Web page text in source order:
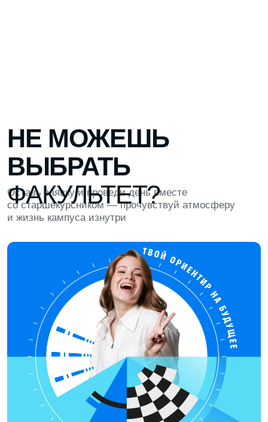
ЧИЛЛЗОНА И УЮТНАЯ КУХНЯ
Можно отвлечься и перезагрузиться:
поиграть в PlayStation и настолки
или сделать кофе и перекусить